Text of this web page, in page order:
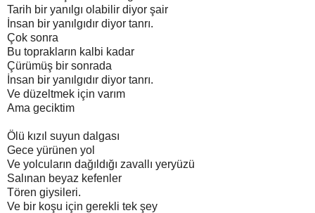
Tarih bir yanılgı olabilir diyor şair
İnsan bir yanılgıdır diyor tanrı.
Çok sonra
Bu toprakların kalbi kadar
Çürümüş bir sonrada
İnsan bir yanılgıdır diyor tanrı.
Ve düzeltmek için varım
Ama geciktim
Ölü kızıl suyun dalgası
Gece yürünen yol
Ve yolcuların dağıldığı zavallı yeryüzü
Salınan beyaz kefenler
Tören giysileri.
Ve bir koşu için gerekli tek şey